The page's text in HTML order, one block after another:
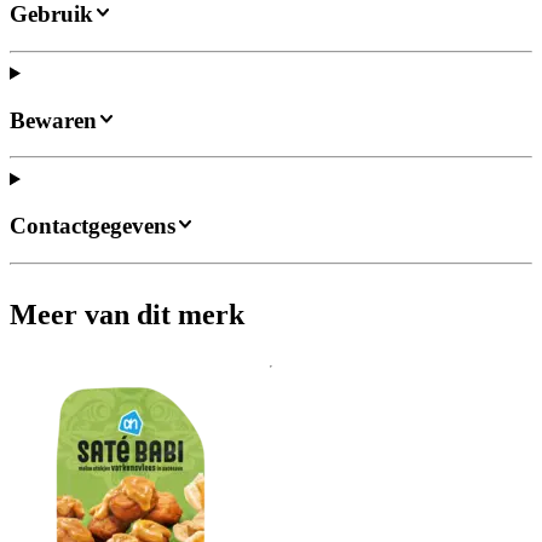
Gebruik
Bewaren
Contactgegevens
Meer van dit merk